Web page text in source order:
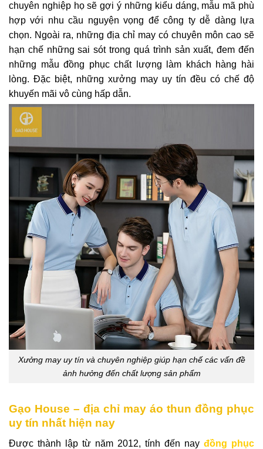
chuyên nghiệp họ sẽ gợi ý những kiểu dáng, mẫu mã phù
hợp với nhu cầu nguyện vọng để công ty dễ dàng lựa
chọn. Ngoài ra, những địa chỉ may có chuyên môn cao sẽ
hạn chế những sai sót trong quá trình sản xuất, đem đến
những mẫu đồng phục chất lượng làm khách hàng hài
lòng. Đặc biệt, những xưởng may uy tín đều có chế độ
khuyến mãi vô cùng hấp dẫn.
Xưởng may uy tín và chuyên nghiệp giúp hạn chế các vấn đề
ảnh hưởng đến chất lượng sản phẩm
Gạo House – địa chỉ may áo thun đồng phục
uy tín nhất hiện nay
Được thành lập từ năm 2012, tính đến nay đồng phục